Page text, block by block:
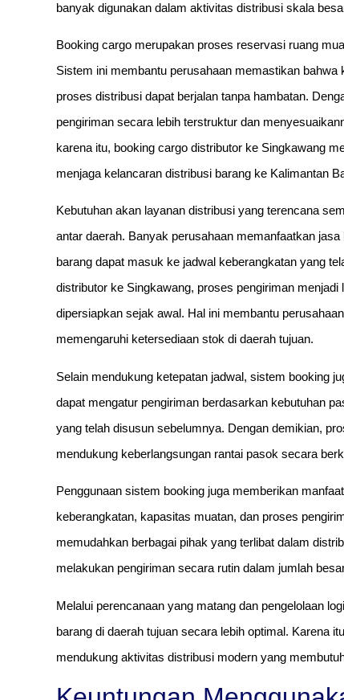
banyak digunakan dalam aktivitas distribusi skala
Booking cargo merupakan proses reservasi ruang
Sistem ini membantu perusahaan memastikan
proses distribusi dapat berjalan tanpa hambatan.
pengiriman secara lebih terstruktur dan
karena itu, booking cargo distributor ke Singkawang
menjaga kelancaran distribusi barang ke Kalimantan
Kebutuhan akan layanan distribusi yang terencana
antar daerah. Banyak perusahaan memanfaatkan
barang dapat masuk ke jadwal keberangkatan yang
distributor ke Singkawang, proses pengiriman
dipersiapkan sejak awal. Hal ini membantu
memengaruhi ketersediaan stok di daerah tujuan.
Selain mendukung ketepatan jadwal, sistem booking
dapat mengatur pengiriman berdasarkan kebutuhan
yang telah disusun sebelumnya. Dengan demikian,
mendukung keberlangsungan rantai pasok secara
Penggunaan sistem booking juga memberikan
keberangkatan, kapasitas muatan, dan proses
memudahkan berbagai pihak yang terlibat dalam
melakukan pengiriman secara rutin dalam jumlah
Melalui perencanaan yang matang dan pengelolaan
barang di daerah tujuan secara lebih optimal. Karena
mendukung aktivitas distribusi modern yang